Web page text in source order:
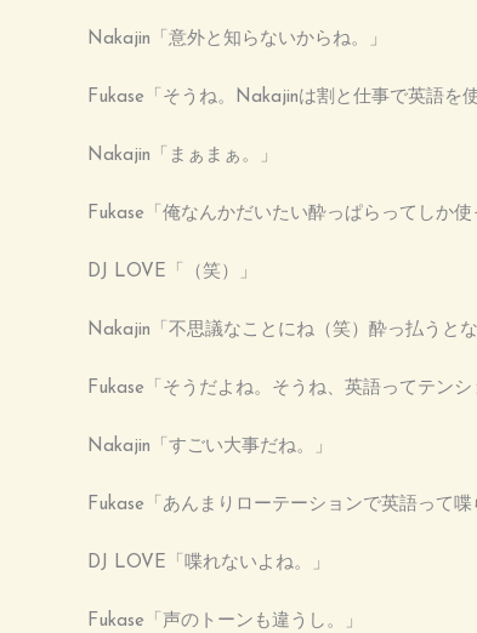
Nakajin「意外と知らないからね。」
Fukase「そうね。Nakajinは割と仕事で英語を
Nakajin「まぁまぁ。」
Fukase「俺なんかだいたい酔っぱらってしか使
DJ LOVE「（笑）」
Nakajin「不思議なことにね（笑）酔っ払うと
Fukase「そうだよね。そうね、英語ってテン
Nakajin「すごい大事だね。」
Fukase「あんまりローテーションで英語って喋
DJ LOVE「喋れないよね。」
Fukase「声のトーンも違うし。」